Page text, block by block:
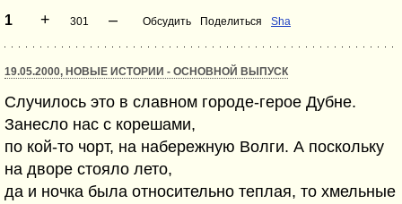
1 + 301 – Обсудить Поделиться Sha
19.05.2000, НОВЫЕ ИСТОРИИ - ОСНОВНОЙ ВЫПУСК
Случилось это в славном городе-герое Дубне.
Занесло нас с корешами,
по кой-то чорт, на набережную Волги. А поскольку
на дворе стояло лето,
да и ночка была относительно теплая, то хмельные